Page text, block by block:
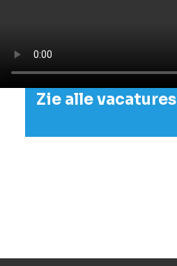
Zie alle vacatures